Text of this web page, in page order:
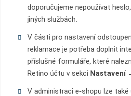
doporučujeme nepoužívat
jiných službách.
V části pro nastavení
reklamace je potřeba doplnit
příslušné formuláře, které
Retino účtu v sekci Nastavení
V administraci e-shopu lze také